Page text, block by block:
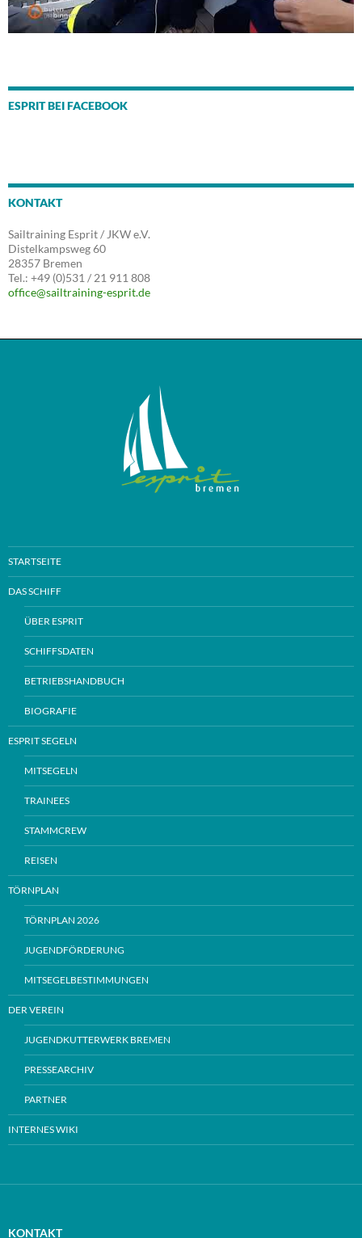
ESPRIT BEI FACEBOOK
KONTAKT
Sailtraining Esprit / JKW e.V.
Distelkampsweg 60
28357 Bremen
Tel.: +49 (0)531 / 21 911 808
office@sailtraining-esprit.de
STARTSEITE
DAS SCHIFF
ÜBER ESPRIT
SCHIFFSDATEN
BETRIEBSHANDBUCH
BIOGRAFIE
ESPRIT SEGELN
MITSEGELN
TRAINEES
STAMMCREW
REISEN
TÖRNPLAN
TÖRNPLAN 2026
JUGENDFÖRDERUNG
MITSEGELBESTIMMUNGEN
DER VEREIN
JUGENDKUTTERWERK BREMEN
PRESSEARCHIV
PARTNER
INTERNES WIKI
KONTAKT